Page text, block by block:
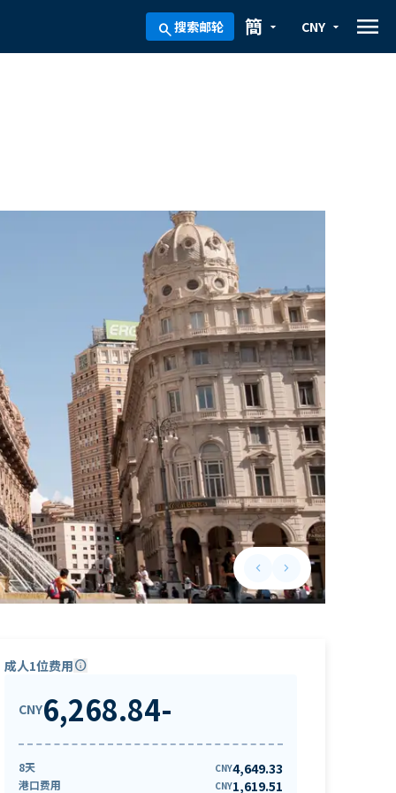
search搜索邮轮 arrow_drop_down
簡 arrow_drop_down
CNY menu
keyboard_arrow_leftPrevious slide
keyboard_arrow_rightNext slide
成人1位费用info
CNY6,268.84-
8天 CNY4,649.33
港口费用 CNY1,619.51